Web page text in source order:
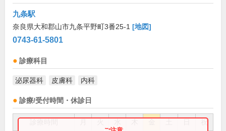
九条駅
奈良県大和郡山市九条平野町3番25-1 [地図]
0743-61-5801
診療科目
泌尿器科 皮膚科 内科
診療/受付時間・休診日
祝